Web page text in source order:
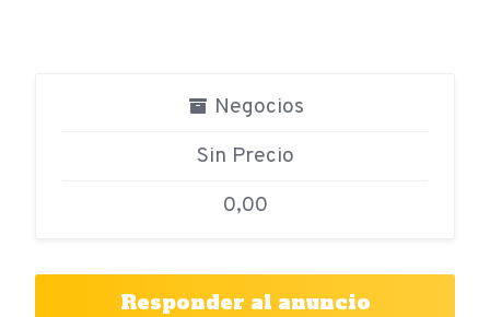
Negocios
Sin Precio
0,00
Responder al anuncio